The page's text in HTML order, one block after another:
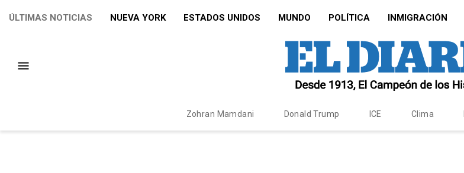
ÚLTIMAS NOTICIAS NUEVA YORK ESTADOS UNIDOS MUNDO POLÍTICA INMIGRACIÓN
Zohran Mamdani Donald Trump ICE Clima